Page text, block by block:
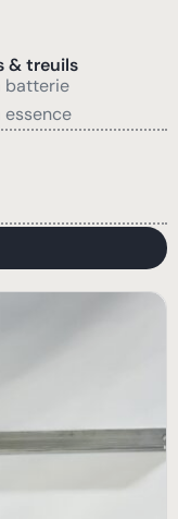
& treuils
batterie
essence